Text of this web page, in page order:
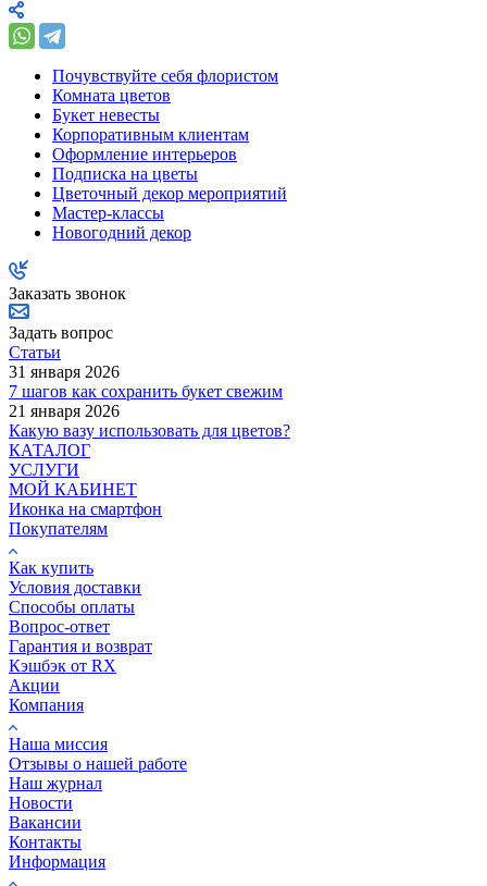
Почувствуйте себя флористом
Комната цветов
Букет невесты
Корпоративным клиентам
Оформление интерьеров
Подписка на цветы
Цветочный декор мероприятий
Мастер-классы
Новогодний декор
Заказать звонок
Задать вопрос
Статьи
31 января 2026
7 шагов как сохранить букет свежим
21 января 2026
Какую вазу использовать для цветов?
КАТАЛОГ
УСЛУГИ
МОЙ КАБИНЕТ
Иконка на смартфон
Покупателям
Как купить
Условия доставки
Способы оплаты
Вопрос-ответ
Гарантия и возврат
Кэшбэк от RX
Акции
Компания
Наша миссия
Отзывы о нашей работе
Наш журнал
Новости
Вакансии
Контакты
Информация